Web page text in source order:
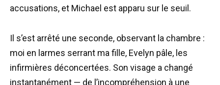
accusations, et Michael est apparu sur le seuil.
Il s’est arrêté une seconde, observant la chambre :
moi en larmes serrant ma fille, Evelyn pâle, les
infirmières déconcertées. Son visage a changé
instantanément — de l’incompréhension à une